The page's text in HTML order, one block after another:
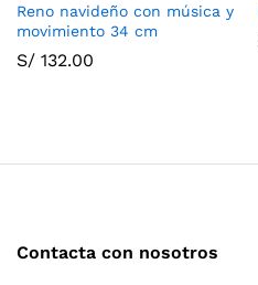
Reno navideño con música y
movimiento 34 cm
S/ 132.00
Contacta con nosotros